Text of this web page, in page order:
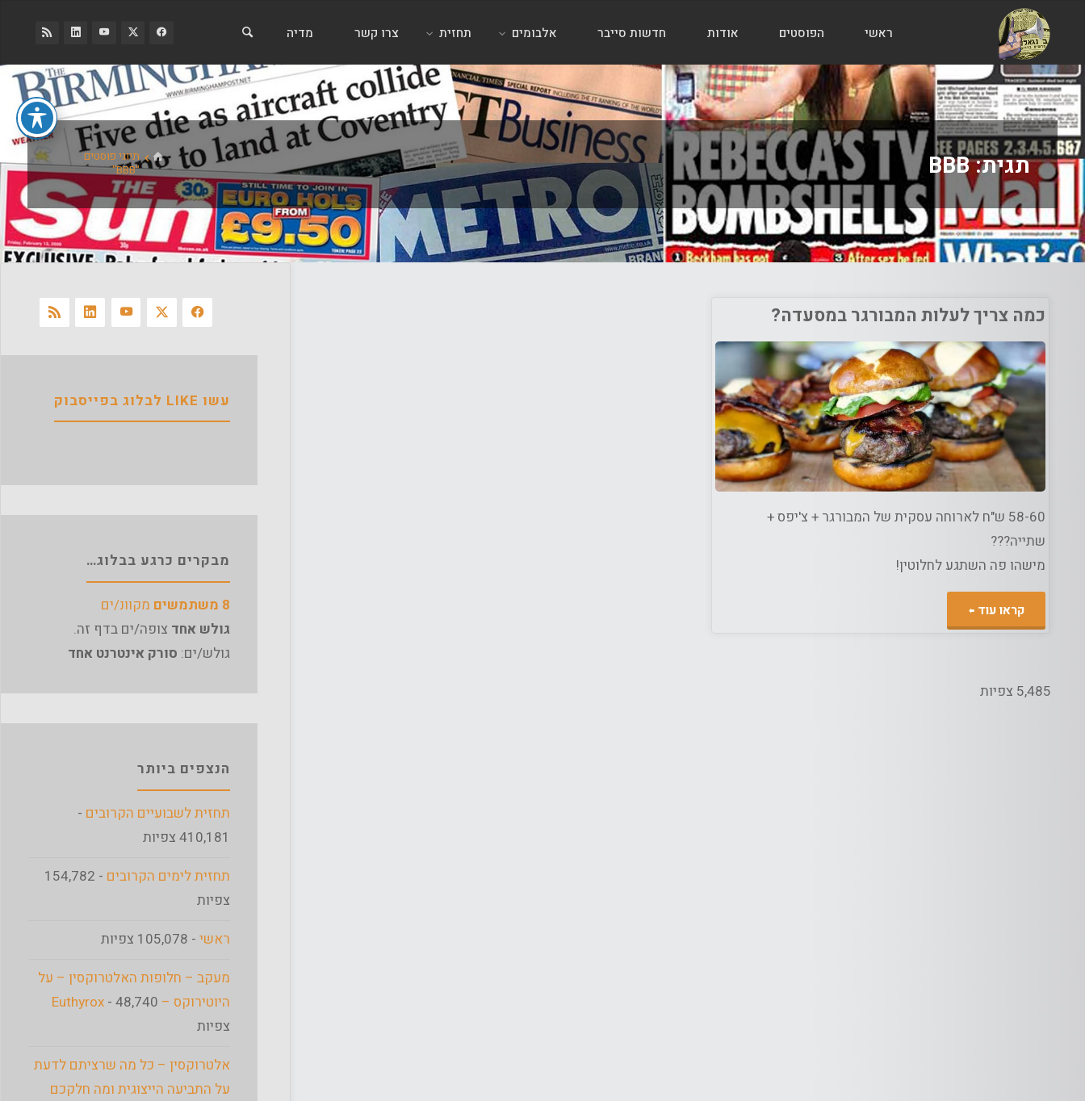
הבלוג
של
אודי
בורג
ראשי הפוסטים אודות חדשות סייבר אלבומים תחזית צרו קשר מדיה
תגית:BBB ביתתיוגי פוסטים
"BBB"
כמה צריך לעלות המבורגר במסעדה?
צרכנות
58-60 ש"ח לארוחה עסקית של המבורגר + צ'יפס +
שתייה???
מישהו פה השתגע לחלוטין!
קראו עוד
5,485 צפיות
עשו LIKE לבלוג בפייסבוק
מבקרים כרגע בבלוג…
8 משתמשים
מקוונ/ים
גולש אחד צופה/ים בדף זה.
גולש/ים: סורק אינטרנט אחד
הנצפים ביותר
תחזית לשבועיים הקרובים -
410,181 צפיות
תחזית לימים הקרובים
- 154,782
צפיות
ראשי - 105,078 צפיות
מעקב – חלופות האלטרוקסין – על
היוטירוקס – Euthyrox - 48,740
צפיות
אלטרוקסין – כל מה שרציתם לדעת
על התביעה הייצוגית ומה חלקכם